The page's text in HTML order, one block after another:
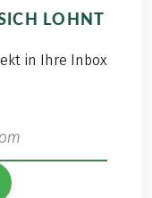
LOHNT
in Ihre Inbox